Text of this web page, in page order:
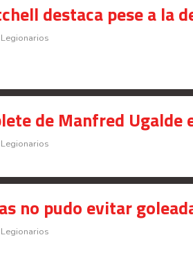
destaca pese a la
de Manfred
no pudo evitar